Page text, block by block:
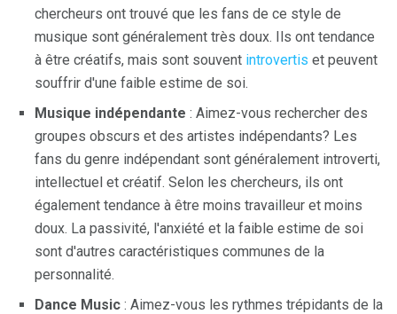
chercheurs ont trouvé que les fans de ce style de
musique sont généralement très doux. Ils ont tendance
à être créatifs, mais sont souvent introvertis et peuvent
souffrir d'une faible estime de soi.
Musique indépendante : Aimez-vous rechercher des
groupes obscurs et des artistes indépendants? Les
fans du genre indépendant sont généralement introverti,
intellectuel et créatif. Selon les chercheurs, ils ont
également tendance à être moins travailleur et moins
doux. La passivité, l'anxiété et la faible estime de soi
sont d'autres caractéristiques communes de la
personnalité.
Dance Music : Aimez-vous les rythmes trépidants de la